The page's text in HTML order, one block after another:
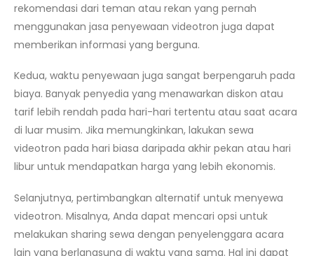
rekomendasi dari teman atau rekan yang pernah
menggunakan jasa penyewaan videotron juga dapat
memberikan informasi yang berguna.
Kedua, waktu penyewaan juga sangat berpengaruh pada
biaya. Banyak penyedia yang menawarkan diskon atau
tarif lebih rendah pada hari-hari tertentu atau saat acara
di luar musim. Jika memungkinkan, lakukan sewa
videotron pada hari biasa daripada akhir pekan atau hari
libur untuk mendapatkan harga yang lebih ekonomis.
Selanjutnya, pertimbangkan alternatif untuk menyewa
videotron. Misalnya, Anda dapat mencari opsi untuk
melakukan sharing sewa dengan penyelenggara acara
lain yang berlangsung di waktu yang sama. Hal ini dapat